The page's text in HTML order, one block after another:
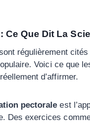
Ce Que Dit La
régulièrement cités
Voici ce que
d’affirmer.
pectorale est
Des exercices